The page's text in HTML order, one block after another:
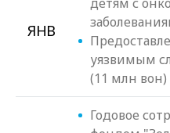
ЯНВ
уязвимым
(11 млн вон)
Годовое